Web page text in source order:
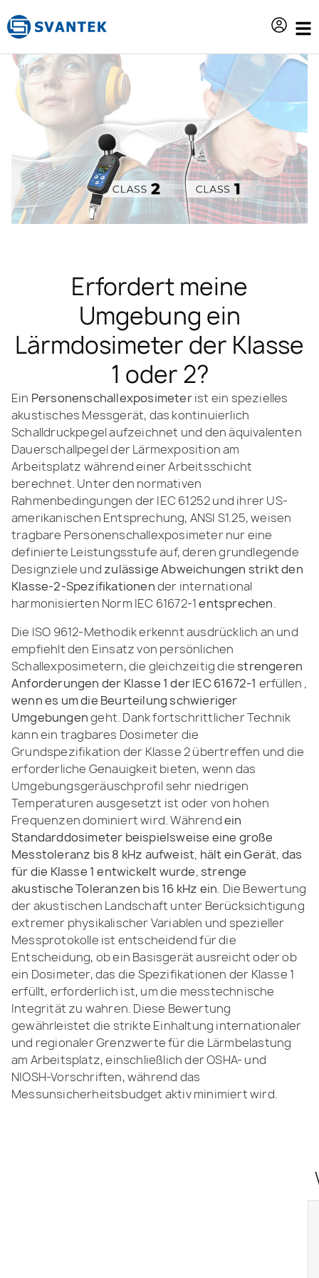
springen
Erfordert meine
Umgebung ein
Lärmdosimeter der Klasse
1 oder 2?
Ein Personenschallexposimeterist ein spezielles
akustisches Messgerät, das kontinuierlich
Schalldruckpegel aufzeichnet und den äquivalenten
Dauerschallpegel der Lärmexposition am
Arbeitsplatz während einer Arbeitsschicht
berechnet. Unter den normativen
Rahmenbedingungen der IEC 61252 und ihrer US-
amerikanischen Entsprechung, ANSI S1.25, weisen
tragbare Personenschallexposimeter nur eine
definierte Leistungsstufe auf, deren grundlegende
Designziele und zulässige Abweichungen strikt den
Klasse-2-Spezifikationender international
harmonisierten Norm IEC 61672-1entsprechen.
Die ISO 9612-Methodik erkennt ausdrücklich an und
empfiehlt den Einsatz von persönlichen
Schallexposimetern, die gleichzeitig diestrengeren
Anforderungen der Klasse 1 der IEC 61672-1 erfüllen ,
wenn es um die Beurteilung schwieriger
Umgebungengeht. Dank fortschrittlicher Technik
kann ein tragbares Dosimeter die
Grundspezifikation der Klasse 2 übertreffen und die
erforderliche Genauigkeit bieten, wenn das
Umgebungsgeräuschprofil sehr niedrigen
Temperaturen ausgesetzt ist oder von hohen
Frequenzen dominiert wird. Währendein
Standarddosimeter beispielsweise eine große
Messtoleranz bis 8 kHz aufweist, hält ein Gerät, das
für die Klasse 1 entwickelt wurde, strenge
akustische Toleranzen bis 16 kHz ein. Die Bewertung
der akustischen Landschaft unter Berücksichtigung
extremer physikalischer Variablen und spezieller
Messprotokolle ist entscheidend für die
Entscheidung, ob ein Basisgerät ausreicht oder ob
ein Dosimeter, das die Spezifikationen der Klasse 1
erfüllt, erforderlich ist, um die messtechnische
Integrität zu wahren. Diese Bewertung
gewährleistet die strikte Einhaltung internationaler
und regionaler Grenzwerte für die Lärmbelastung
am Arbeitsplatz, einschließlich der OSHA- und
NIOSH-Vorschriften, während das
Messunsicherheitsbudget aktiv minimiert wird.